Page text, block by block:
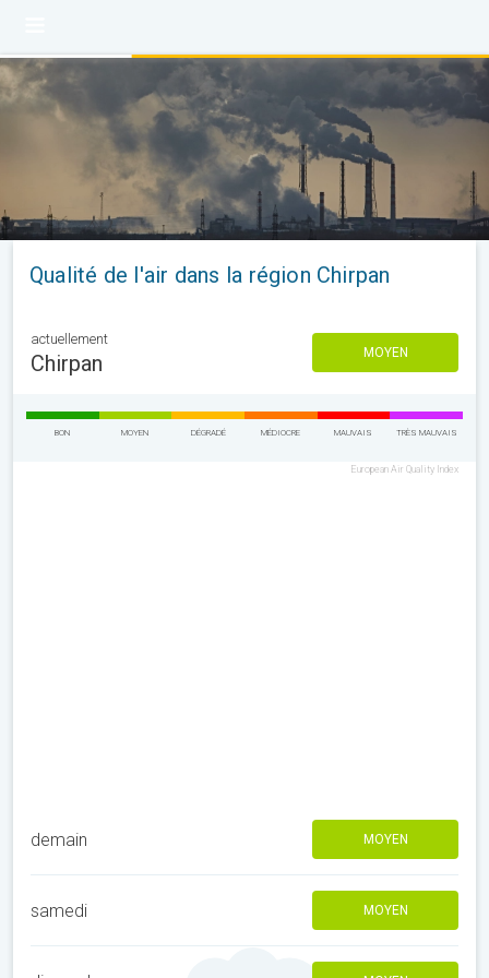
Qualité de l'air dans la région Chirpan
actuellement
Chirpan MOYEN
BON MOYEN DÉGRADÉ MÉDIOCRE MAUVAIS TRÈS MAUVAIS
European Air Quality Index
demain MOYEN
samedi MOYEN